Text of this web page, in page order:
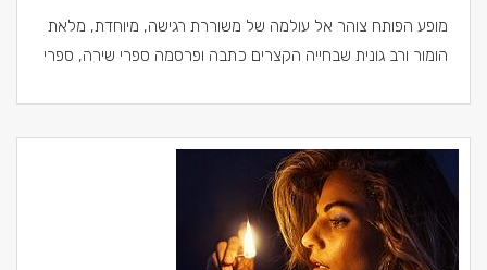
מופע הפותח צוהר אל עולמה של משוררת רגישה, מיוחדת, מלאת
הומור ורב גונית שבחייה הקצרים כתבה ופרסמה ספרי שירה, ספרי